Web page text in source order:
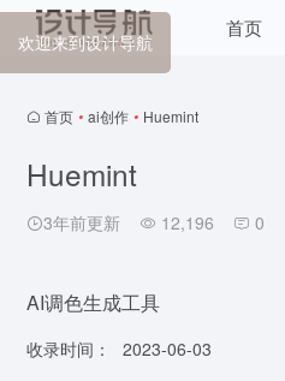
首页
首页 • ai创作 • Huemint
Huemint
3年前更新 12,196 0
AI调色生成工具
收录时间：
2023-06-03
欢迎来到设计导航